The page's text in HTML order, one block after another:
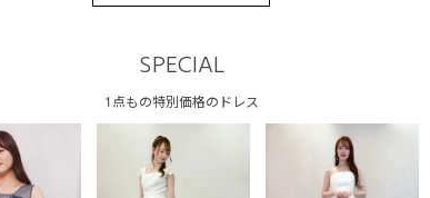
SPECIAL
1点もの特別価格のドレス